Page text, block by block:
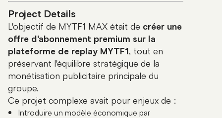
Project Details
L'objectif de MYTF1 MAX était de créer une
offre d'abonnement premium sur la
plateforme de replay MYTF1, tout en
préservant l'équilibre stratégique de la
monétisation publicitaire principale du
groupe.
Ce projet complexe avait pour enjeux de :
Introduire un modèle économique par